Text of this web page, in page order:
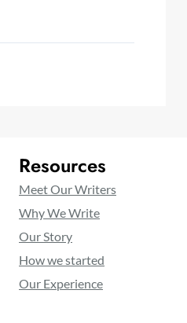
Resources
Meet Our Writers
Why We Write
Our Story
How we started
Our Experience